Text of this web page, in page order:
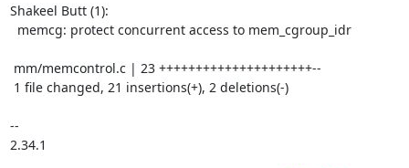
Shakeel Butt (1):
--
2.34.1